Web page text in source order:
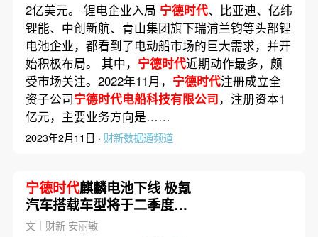
2亿美元。 锂电企业入局 宁德时代、比亚迪、亿纬
锂能、中创新航、青山集团旗下瑞浦兰钧等头部锂
电池企业，都看到了电动船市场的巨大需求，并开
始积极布局。 其中， 宁德时代近期动作最多，颇
受市场关注。2022年11月， 宁德时代注册成立全
资子公司宁德时代电船科技有限公司，注册资本1
亿元，主要业务方向是……
2023年2月11日 · 财新数据通频道
宁德时代麒麟电池下线 极氪
汽车搭载车型将于二季度交
付
文｜财新 安丽敏